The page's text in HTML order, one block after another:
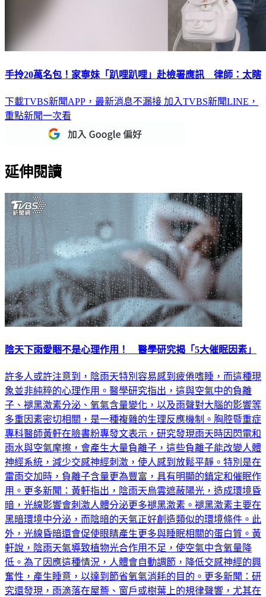
手拎20萬名包！家寧妹「趴哩趴哩」赴檢署應訊 律師：太瞎
下載TVBS新聞APP，最新消息不漏接 加入TVBS新聞LINE，
重點新聞一次看
延伸閱讀
陰天下雨愛睏不是心理作用！ 醫學研究揭「5大催眠因素」
許多人或許注意到，陰雨天特別容易感到疲倦嗜睡，而這種現
象並非純粹的心理作用。醫學研究指出，這與空氣中的負離
子、褪黑激素分泌、氧氣含量變化，以及雨聲對大腦的影響等
多重因素密切相關，是一種複雜的生理反應機制。胸腔暨重症
專科醫師黃軒在臉書粉專發文表示，研究發現雨天時因閃電和
雨水與空氣摩擦，會產生大量負離子，這些負離子能改變人體
神經系統，減少交感神經刺激，使人感到放鬆平靜。特別是在
雷雨交加時，負離子含量更為豐富，具有明顯的鎮定和催眠作
用。更多新聞：黃軒指出，陰雨天烏雲遮蔽陽光，造成環境昏
暗，光線影響會刺激人體分泌更多褪黑激素。褪黑激素主要在
黑暗環境中分泌，而陰暗的天氣正好創造類似的環境條件。此
外，光線昏暗還會促使眼睛產生更多與睡眠相關的蛋白質。黃
軒說，陰雨天氣導致植物光合作用不足，使空氣中含氧量降
低。為了因應這種情況，人體會自動調節，降低交感神經的興
奮性，產生睡意，以達到節省氧氣消耗的目的。更多新聞：研
究還發現，雨滴落在屋簷、窗戶或樹葉上的規律聲響，尤其在